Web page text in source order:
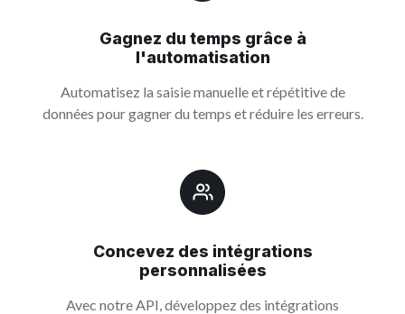
Gagnez du temps grâce à
l'automatisation
Automatisez la saisie manuelle et répétitive de
données pour gagner du temps et réduire les erreurs.
Concevez des intégrations
personnalisées
Avec notre API, développez des intégrations